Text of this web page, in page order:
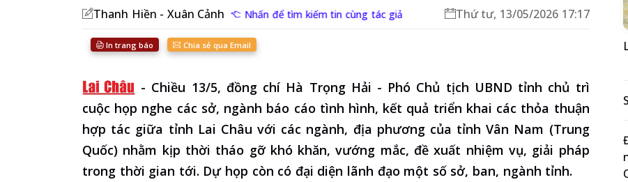
Thanh Hiền - Xuân Cảnh Nhấn để tìm kiếm tin cùng tác giả Thứ tư, 13/05/2026 17:17
In trang báo Chia sẻ qua Email
- Chiều 13/5, đồng chí Hà Trọng Hải - Phó Chủ tịch UBND tỉnh chủ trì
cuộc họp nghe các sở, ngành báo cáo tình hình, kết quả triển khai các thỏa thuận
hợp tác giữa tỉnh Lai Châu với các ngành, địa phương của tỉnh Vân Nam (Trung
Quốc) nhằm kịp thời tháo gỡ khó khăn, vướng mắc, đề xuất nhiệm vụ, giải pháp
trong thời gian tới. Dự họp còn có đại diện lãnh đạo một số sở, ban, ngành tỉnh.